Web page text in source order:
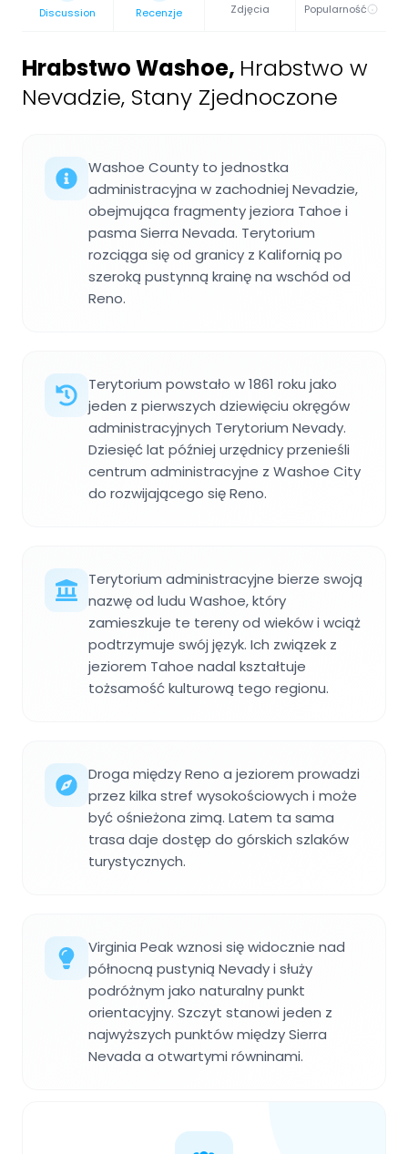
Discussion Recenzje Zdjęcia Popularność
Hrabstwo Washoe, Hrabstwo w
Nevadzie, Stany Zjednoczone
Washoe County to jednostka
administracyjna w zachodniej Nevadzie,
obejmująca fragmenty jeziora Tahoe i
pasma Sierra Nevada. Terytorium
rozciąga się od granicy z Kalifornią po
szeroką pustynną krainę na wschód od
Reno.
Terytorium powstało w 1861 roku jako
jeden z pierwszych dziewięciu okręgów
administracyjnych Terytorium Nevady.
Dziesięć lat później urzędnicy przenieśli
centrum administracyjne z Washoe City
do rozwijającego się Reno.
Terytorium administracyjne bierze swoją
nazwę od ludu Washoe, który
zamieszkuje te tereny od wieków i wciąż
podtrzymuje swój język. Ich związek z
jeziorem Tahoe nadal kształtuje
tożsamość kulturową tego regionu.
Droga między Reno a jeziorem prowadzi
przez kilka stref wysokościowych i może
być ośnieżona zimą. Latem ta sama
trasa daje dostęp do górskich szlaków
turystycznych.
Virginia Peak wznosi się widocznie nad
północną pustynią Nevady i służy
podróżnym jako naturalny punkt
orientacyjny. Szczyt stanowi jeden z
najwyższych punktów między Sierra
Nevada a otwartymi równinami.